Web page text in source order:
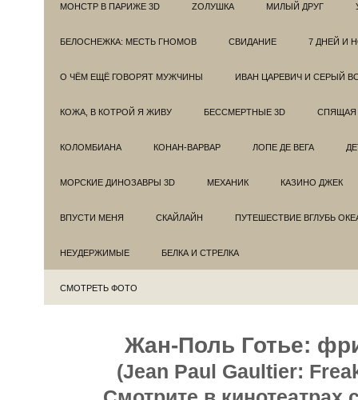
МОНСТР В ПАРИЖЕ 3D ZОЛУШКА МИЛЫЙ ДРУГ
БЕЛОСНЕЖКА: МЕСТЬ ГНОМОВ СВИДАНИЕ 7 ДНЕЙ И
О ЧЁМ ЕЩЁ ГОВОРЯТ МУЖЧИНЫ ИВАН ЦАРЕВИЧ И СЕРЫЙ
КОЖА, В КОТРОЙ Я ЖИВУ БЕССМЕРТНЫЕ 3D СПЯЩАЯ
КОЛОМБИАНА КОНАН-ВАРВАР ЛОПЕ ДЕ ВЕГА
МОРСКИЕ ДИНОЗАВРЫ 3D МЕХАНИК КАЗИНО ДЖЕК
ВПУСТИ МЕНЯ СКАЙЛАЙН ПУТЕШЕСТВИЕ ВГЛУБЬ
НЕУДЕРЖИМЫЕ БЕЛКА И СТРЕЛКА
СМОТРЕТЬ ФОТО
Жан-Поль Готье:
(Jean Paul Gaultier: